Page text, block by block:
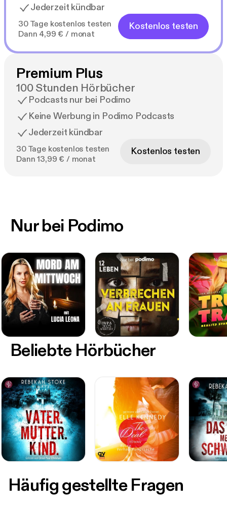
Jederzeit kündbar
30 Tage kostenlos testen
Dann 4,99 € / monat
Kostenlos testen
Premium Plus
100 Stunden Hörbücher
Podcasts nur bei Podimo
Keine Werbung in Podimo Podcasts
Jederzeit kündbar
30 Tage kostenlos testen
Dann 13,99 € / monat
Kostenlos testen
Nur bei Podimo
Beliebte Hörbücher
Häufig gestellte Fragen